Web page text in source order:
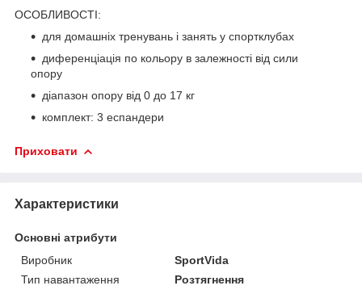
ОСОБЛИВОСТІ:
для домашніх тренувань і занять у спортклубах
диференціація по кольору в залежності від сили
опору
діапазон опору від 0 до 17 кг
комплект: 3 еспандери
Приховати
Характеристики
Основні атрибути
Виробник
SportVida
Тип навантаження
Розтягнення